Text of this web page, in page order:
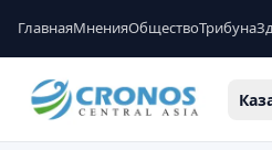
ГлавнаяМненияОбществоТрибуна